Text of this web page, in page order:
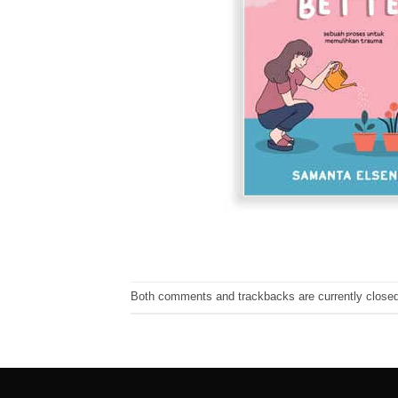
Both comments and trackbacks are currently